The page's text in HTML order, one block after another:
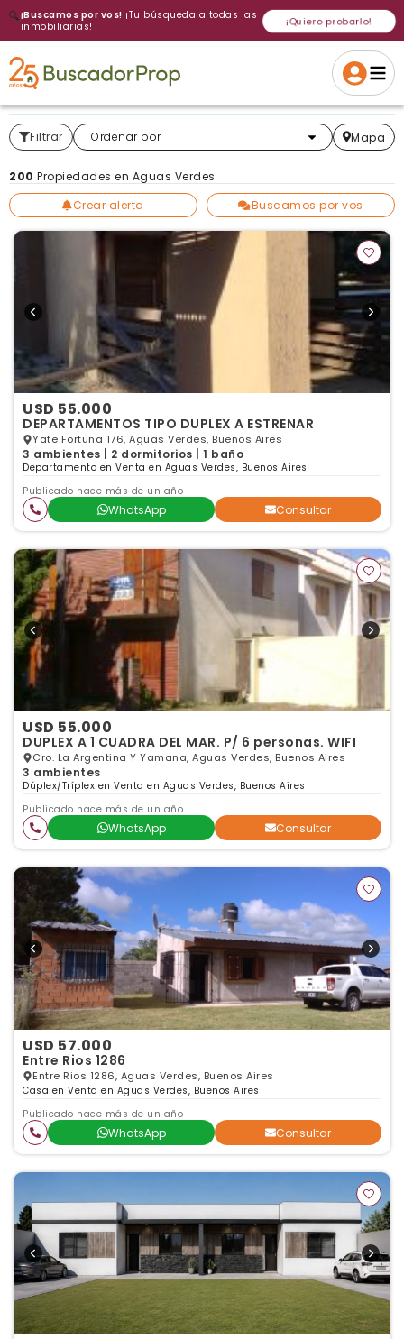
🔍¡Buscamos por vos! ¡Tu búsqueda a todas las
inmobiliarias!
¡Quiero probarlo!
Cancelar Si, eliminar
Gracias
Volver a intentar
Volver a intentarlo
Crear alerta
¡Si, enviar a todos!
Filtrar Ordenar por
Más relevantes Mapa
200 Propiedades en Aguas Verdes
Crear alerta
Buscamos por vos
USD 55.000
DEPARTAMENTOS TIPO DUPLEX A ESTRENAR
Yate Fortuna 176, Aguas Verdes, Buenos Aires
3 ambientes | 2 dormitorios | 1 baño
Departamento en Venta en Aguas Verdes, Buenos Aires
Publicado hace más de un año
WhatsApp Consultar
USD 55.000
DUPLEX A 1 CUADRA DEL MAR. P/ 6 personas. WIFI
Cro. La Argentina Y Yamana, Aguas Verdes, Buenos Aires
3 ambientes
Dúplex/Tríplex en Venta en Aguas Verdes, Buenos Aires
Publicado hace más de un año
WhatsApp Consultar
USD 57.000
Entre Rios 1286
Entre Rios 1286, Aguas Verdes, Buenos Aires
Casa en Venta en Aguas Verdes, Buenos Aires
Publicado hace más de un año
WhatsApp Consultar